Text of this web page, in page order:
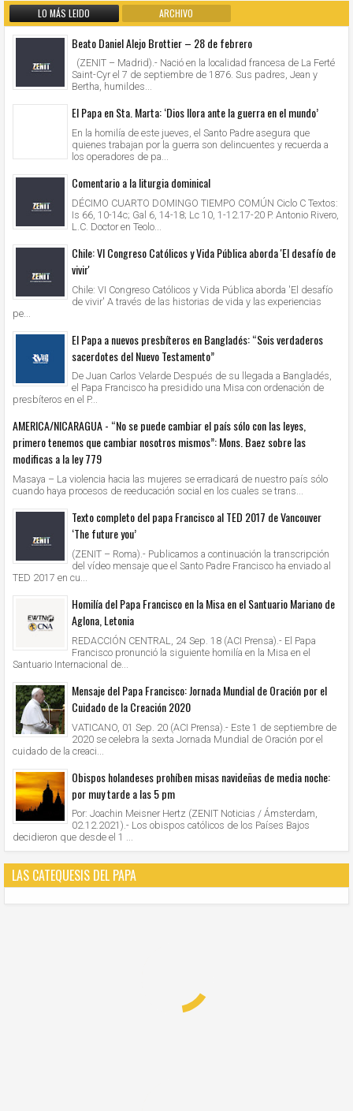
LO MÁS LEIDO ARCHIVO
Beato Daniel Alejo Brottier – 28 de febrero
(ZENIT – Madrid).- Nació en la localidad francesa de La Ferté
Saint-Cyr el 7 de septiembre de 1876. Sus padres, Jean y
Bertha, humildes...
El Papa en Sta. Marta: ‘Dios llora ante la guerra en el mundo’
En la homilía de este jueves, el Santo Padre asegura que
quienes trabajan por la guerra son delincuentes y recuerda a
los operadores de pa...
Comentario a la liturgia dominical
DÉCIMO CUARTO DOMINGO TIEMPO COMÚN Ciclo C Textos:
Is 66, 10-14c; Gal 6, 14-18; Lc 10, 1-12.17-20 P. Antonio Rivero,
L.C. Doctor en Teolo...
Chile: VI Congreso Católicos y Vida Pública aborda 'El desafío de
vivir'
Chile: VI Congreso Católicos y Vida Pública aborda 'El desafío
de vivir' A través de las historias de vida y las experiencias
pe...
El Papa a nuevos presbíteros en Bangladés: “Sois verdaderos
sacerdotes del Nuevo Testamento”
De Juan Carlos Velarde Después de su llegada a Bangladés,
el Papa Francisco ha presidido una Misa con ordenación de
presbíteros en el P...
AMERICA/NICARAGUA - “No se puede cambiar el país sólo con las leyes,
primero tenemos que cambiar nosotros mismos”: Mons. Baez sobre las
modificas a la ley 779
Masaya – La violencia hacia las mujeres se erradicará de nuestro país sólo
cuando haya procesos de reeducación social en los cuales se trans...
Texto completo del papa Francisco al TED 2017 de Vancouver
‘The future you’
(ZENIT – Roma).- Publicamos a continuación la transcripción
del vídeo mensaje que el Santo Padre Francisco ha enviado al
TED 2017 en cu...
Homilía del Papa Francisco en la Misa en el Santuario Mariano de
Aglona, Letonia
REDACCIÓN CENTRAL, 24 Sep. 18 (ACI Prensa).- El Papa
Francisco pronunció la siguiente homilía en la Misa en el
Santuario Internacional de...
Mensaje del Papa Francisco: Jornada Mundial de Oración por el
Cuidado de la Creación 2020
VATICANO, 01 Sep. 20 (ACI Prensa).- Este 1 de septiembre de
2020 se celebra la sexta Jornada Mundial de Oración por el
cuidado de la creaci...
Obispos holandeses prohíben misas navideñas de media noche:
por muy tarde a las 5 pm
Por: Joachin Meisner Hertz (ZENIT Noticias / Ámsterdam,
02.12.2021).- Los obispos católicos de los Países Bajos
decidieron que desde el 1 ...
LAS CATEQUESIS DEL PAPA